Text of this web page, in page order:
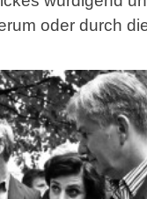
oder durch